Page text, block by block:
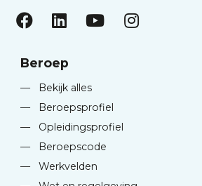
Beroep
—
Bekijk alles
—
Beroepsprofiel
—
Opleidingsprofiel
—
Beroepscode
—
Werkvelden